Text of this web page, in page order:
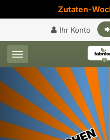
Zutaten-
Ihr Konto
Toggle navigation